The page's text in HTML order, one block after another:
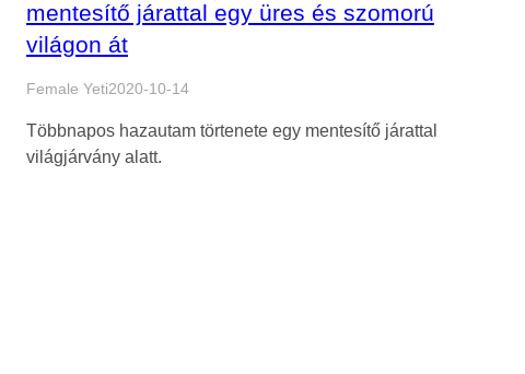
mentesítő járattal egy üres és szomorú
világon át
Female Yeti2020-10-14
Többnapos hazautam törtenete egy mentesítő járattal
világjárvány alatt.